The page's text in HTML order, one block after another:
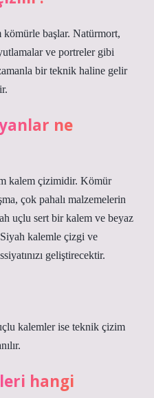
başlar. Natürmort,
ve portreler gibi
bir teknik haline gelir
ne
kalem çizimidir. Kömür
çok pahalı malzemelerin
uçlu sert bir kalem ve beyaz
kalemle çizgi ve
geliştirecektir.
kalemler ise teknik çizim
hangi